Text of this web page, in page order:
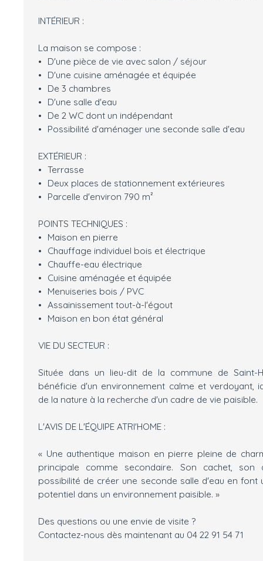
INTÉRIEUR :
La maison se compose :
D'une pièce de vie avec salon / séjour
D'une cuisine aménagée et équipée
De 3 chambres
D'une salle d'eau
De 2 WC dont un indépendant
Possibilité d'aménager une seconde salle d'eau
EXTÉRIEUR :
Terrasse
Deux places de stationnement extérieures
Parcelle d'environ 790 m²
POINTS TECHNIQUES :
Maison en pierre
Chauffage individuel bois et électrique
Chauffe-eau électrique
Cuisine aménagée et équipée
Menuiseries bois / PVC
Assainissement tout-à-l'égout
Maison en bon état général
VIE DU SECTEUR :
Située dans un lieu-dit de la commune de Saint-
bénéficie d'un environnement calme et verdoyant,
de la nature à la recherche d'un cadre de vie paisible.
L'AVIS DE L'ÉQUIPE ATRI'HOME :
« Une authentique maison en pierre pleine de
principale comme secondaire. Son cachet,
possibilité de créer une seconde salle d'eau en
potentiel dans un environnement paisible. »
Des questions ou une envie de visite ?
Contactez-nous dès maintenant au 04 22 91 54 71